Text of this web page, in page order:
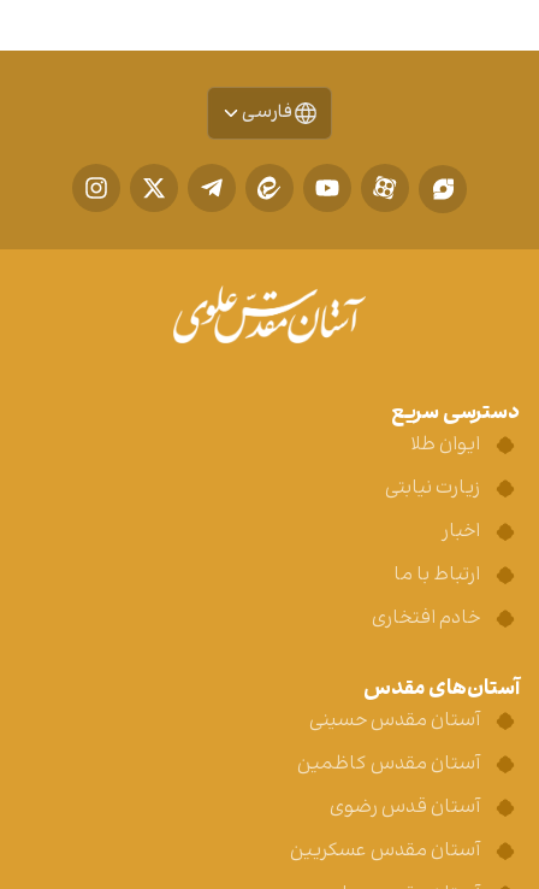
فارسی
دسترسی سریع
ایوان طلا
زیارت نیابتی
اخبار
ارتباط با ما
خادم افتخاری
آستان‌های مقدس
آستان مقدس حسینی
آستان مقدس کاظمین
آستان قدس رضوی
آستان مقدس عسکریین